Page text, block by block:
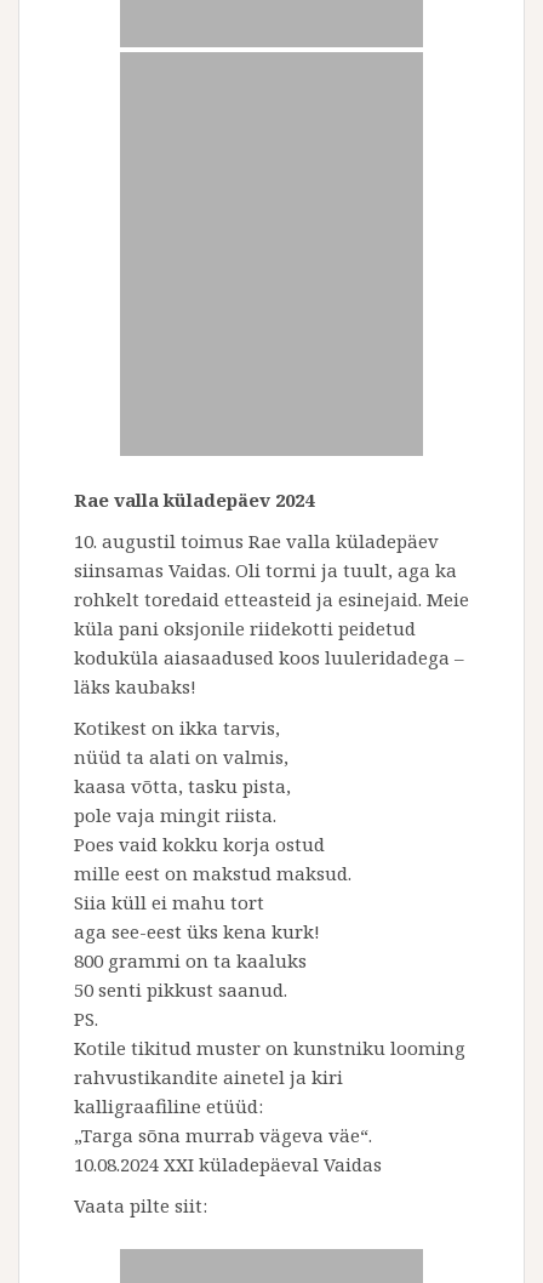
Rae valla küladepäev 2024
10. augustil toimus Rae valla küladepäev
siinsamas Vaidas. Oli tormi ja tuult, aga ka
rohkelt toredaid etteasteid ja esinejaid. Meie
küla pani oksjonile riidekotti peidetud
koduküla aiasaadused koos luuleridadega –
läks kaubaks!
Kotikest on ikka tarvis,
nüüd ta alati on valmis,
kaasa võtta, tasku pista,
pole vaja mingit riista.
Poes vaid kokku korja ostud
mille eest on makstud maksud.
Siia küll ei mahu tort
aga see-eest üks kena kurk!
800 grammi on ta kaaluks
50 senti pikkust saanud.
PS.
Kotile tikitud muster on kunstniku looming
rahvustikandite ainetel ja kiri
kalligraafiline etüüd:
„Targa sõna murrab vägeva väe“.
10.08.2024 XXI küladepäeval Vaidas
Vaata pilte siit: